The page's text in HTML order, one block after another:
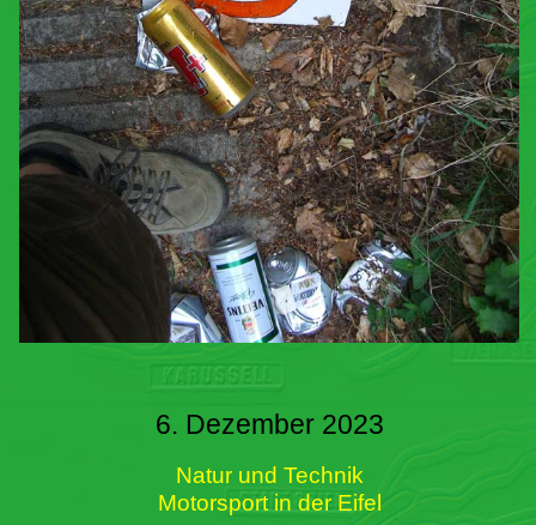
6. Dezember 2023
Natur und Technik
Motorsport in der Eifel